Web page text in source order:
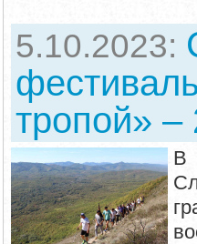
5.10.2023:
тропой» –
В